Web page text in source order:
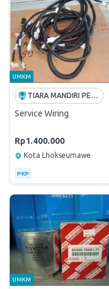
UMKM
TIARA MANDIRI PERKASA
Service Wiring
Rp1.400.000
Kota Lhokseumawe
PKP
UMKM